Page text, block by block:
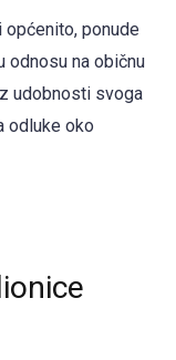
ponude
odnosu na običnu
udobnosti svoga
odluke oko